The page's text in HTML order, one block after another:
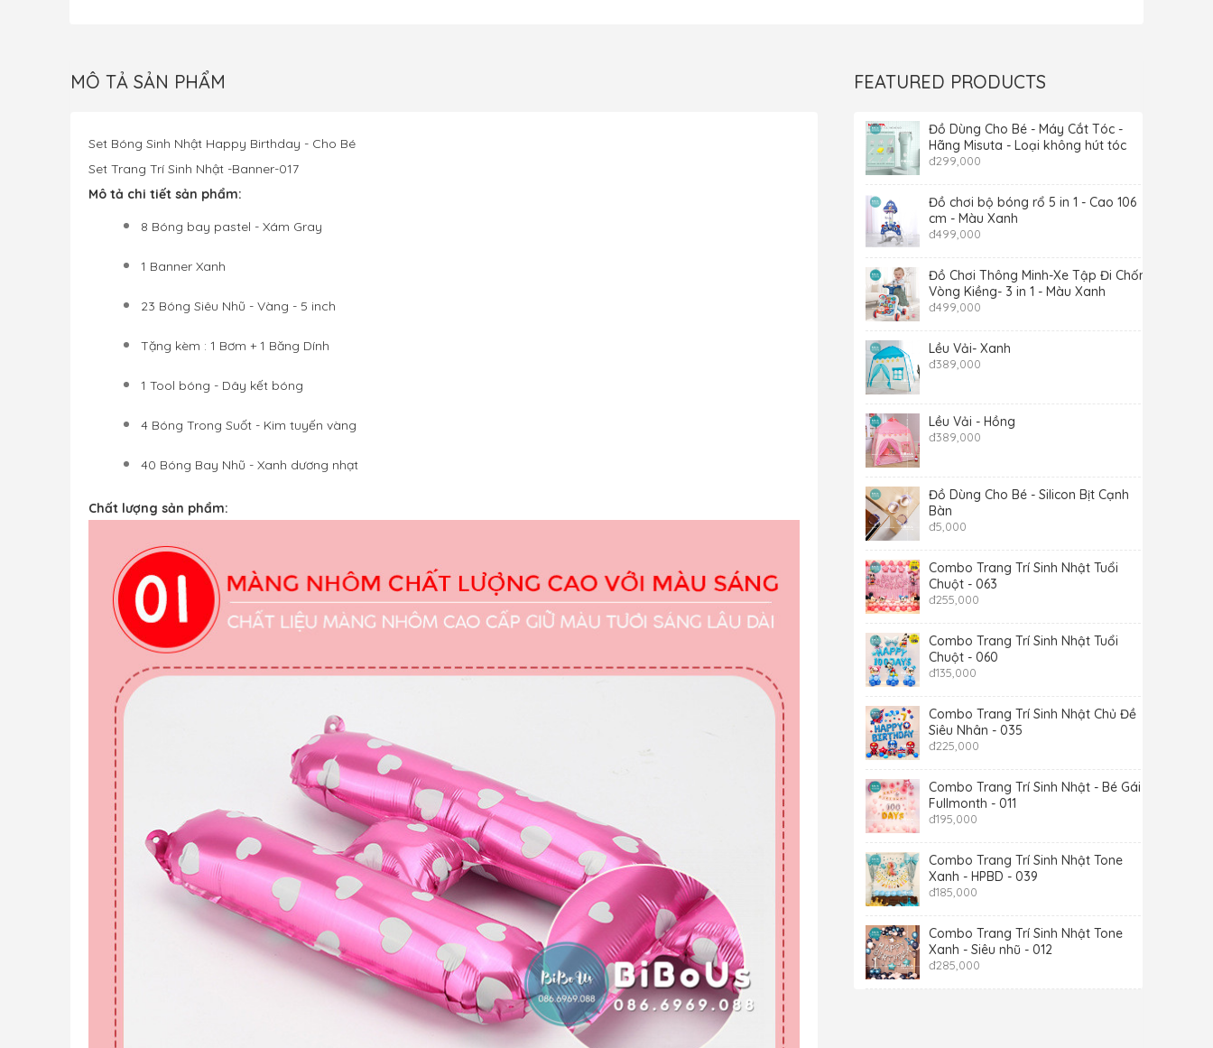
MÔ TẢ SẢN PHẨM
Set Bóng Sinh Nhật Happy Birthday - Cho Bé
Set Trang Trí Sinh Nhật -Banner-017
Mô tả chi tiết sản phẩm:
8 Bóng bay pastel - Xám Gray
1 Banner Xanh
23 Bóng Siêu Nhũ - Vàng - 5 inch
Tặng kèm : 1 Bơm + 1 Băng Dính
1 Tool bóng - Dây kết bóng
4 Bóng Trong Suốt - Kim tuyến vàng
40 Bóng Bay Nhũ - Xanh dương nhạt
Chất lượng sản phẩm:
FEATURED PRODUCTS
Đồ Dùng Cho Bé - Máy Cắt Tóc -
Hãng Misuta - Loại không hút tóc
đ299,000
Đồ chơi bộ bóng rổ 5 in 1 - Cao 106
cm - Màu Xanh
đ499,000
Đồ Chơi Thông Minh-Xe Tập Đi Chống
Vòng Kiềng- 3 in 1 - Màu Xanh
đ499,000
Lều Vải- Xanh
đ389,000
Lều Vải - Hồng
đ389,000
Đồ Dùng Cho Bé - Silicon Bịt Cạnh
Bàn
đ5,000
Combo Trang Trí Sinh Nhật Tuổi
Chuột - 063
đ255,000
Combo Trang Trí Sinh Nhật Tuổi
Chuột - 060
đ135,000
Combo Trang Trí Sinh Nhật Chủ Đề
Siêu Nhân - 035
đ225,000
Combo Trang Trí Sinh Nhật - Bé Gái -
Fullmonth - 011
đ195,000
Combo Trang Trí Sinh Nhật Tone
Xanh - HPBD - 039
đ185,000
Combo Trang Trí Sinh Nhật Tone
Xanh - Siêu nhũ - 012
đ285,000